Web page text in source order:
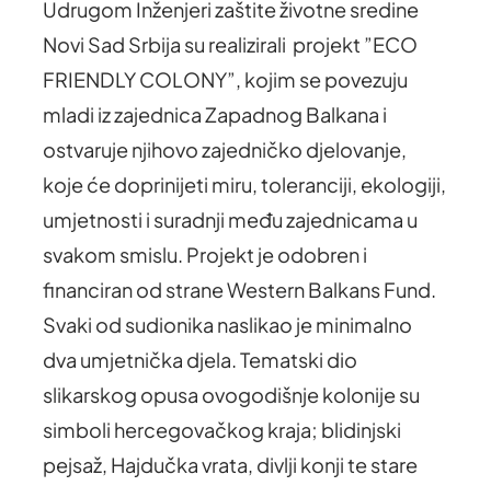
Udrugom Inženjeri zaštite životne sredine
Novi Sad Srbija su realizirali projekt ”ECO
FRIENDLY COLONY”, kojim se povezuju
mladi iz zajednica Zapadnog Balkana i
ostvaruje njihovo zajedničko djelovanje,
koje će doprinijeti miru, toleranciji, ekologiji,
umjetnosti i suradnji među zajednicama u
svakom smislu. Projekt je odobren i
financiran od strane Western Balkans Fund.
Svaki od sudionika naslikao je minimalno
dva umjetnička djela. Tematski dio
slikarskog opusa ovogodišnje kolonije su
simboli hercegovačkog kraja; blidinjski
pejsaž, Hajdučka vrata, divlji konji te stare